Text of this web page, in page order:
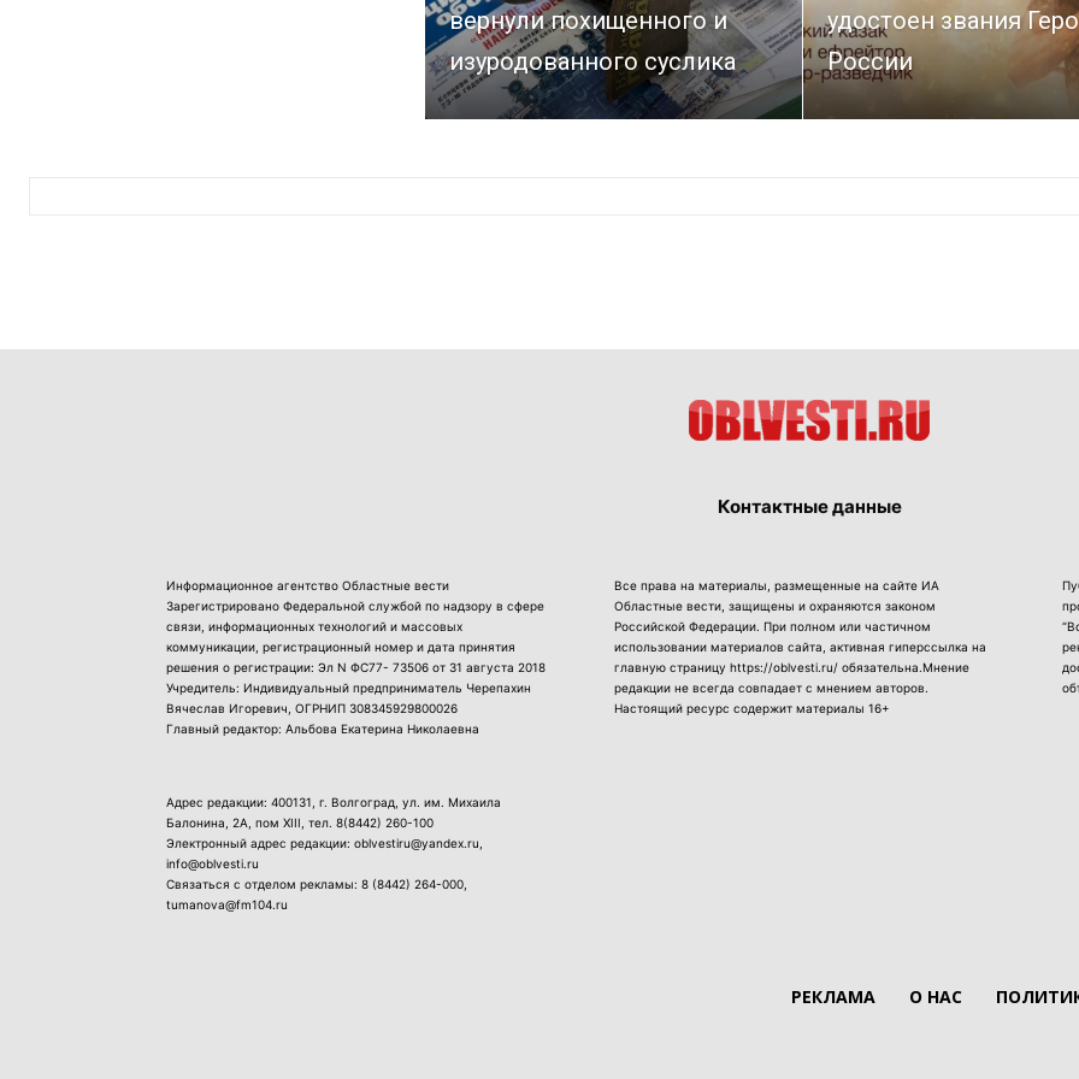
вернули похищенного и
изуродованного суслика
удостоен звания
России
Контактные данные
Информационное агентство Областные вести
Зарегистрировано Федеральной службой по надзору в сфере
связи, информационных технологий и массовых
коммуникации, регистрационный номер и дата принятия
решения о регистрации: Эл N ФС77- 73506 от 31 августа 2018
Учредитель: Индивидуальный предприниматель Черепахин
Вячеслав Игоревич, ОГРНИП 308345929800026
Главный редактор: Альбова Екатерина Николаевна
Адрес редакции: 400131, г. Волгоград, ул. им. Михаила
Балонина, 2А, пом XIII, тел. 8(8442) 260-100
Электронный адрес редакции: oblvestiru@yandex.ru,
info@oblvesti.ru
Связаться с отделом рекламы: 8 (8442) 264-000
tumanova@fm104.ru
Все права на материалы, размещенные на сайте ИА
Областные вести, защищены и охраняются законом
Российской Федерации. При полном или частичном
использовании материалов сайта, активная гиперссылка на
главную страницу https://oblvesti.ru/ обязательна.Мнение
редакции не всегда совпадает с мнением авторов.
Настоящий ресурс содержит материалы 16+
РЕКЛАМА О НАС